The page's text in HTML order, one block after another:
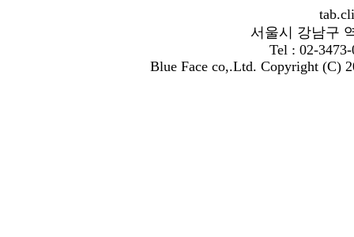
서울시 강남구
Tel : 02-
Blue Face co,.Ltd. Copyright (C)